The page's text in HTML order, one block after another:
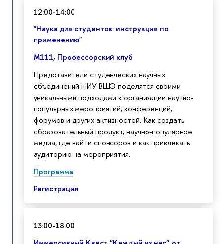
12:00-14:00
"Наука для студентов: инструкция по
применению"
М111, Профессорский клуб
Представители студенческихнаучных
объединений НИУ ВШЭ поделятся своими
уникальными подходами к организации научно-
популярных мероприятий, конференций,
форумов и других активностей. Как создать
образовательный продукт, научно-популярное
медиа, где найти спонсоров и как привлекать
аудиторию на мероприятия.
Программа
Регистрация
13:00-18:00